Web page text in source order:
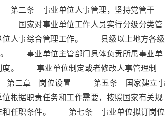
第二条 事业单位人事管理，坚持党管干
国家对事业单位工作人员实行分级分类管
人事综合管理工作。 县级以上地方各级
。 事业单位主管部门具体负责所属事业单
。 事业单位制定或者修改人事管理制
。 第二章 岗位设置 第五条 国家建立事
据职责任务和工作需要，按照国家有关规
和任职条件。 第七条 事业单位拟订岗位